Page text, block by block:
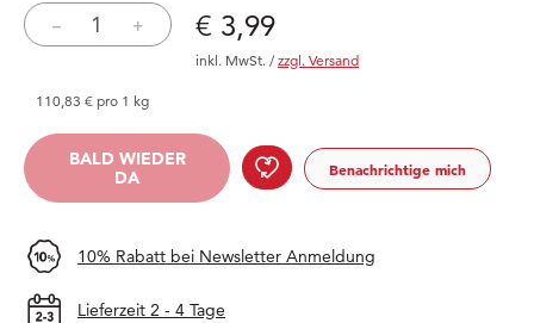
– + Preis: € 3,99
€ 3,99
inkl. MwSt. /zzgl. Versand
110,83 € pro 1 kg
BALD WIEDER DA
BALD WIEDER
DA
Organic Mountain
Benachrichtige mich
10% Rabatt bei Newsletter Anmeldung
Lieferzeit 2 - 4 Tage